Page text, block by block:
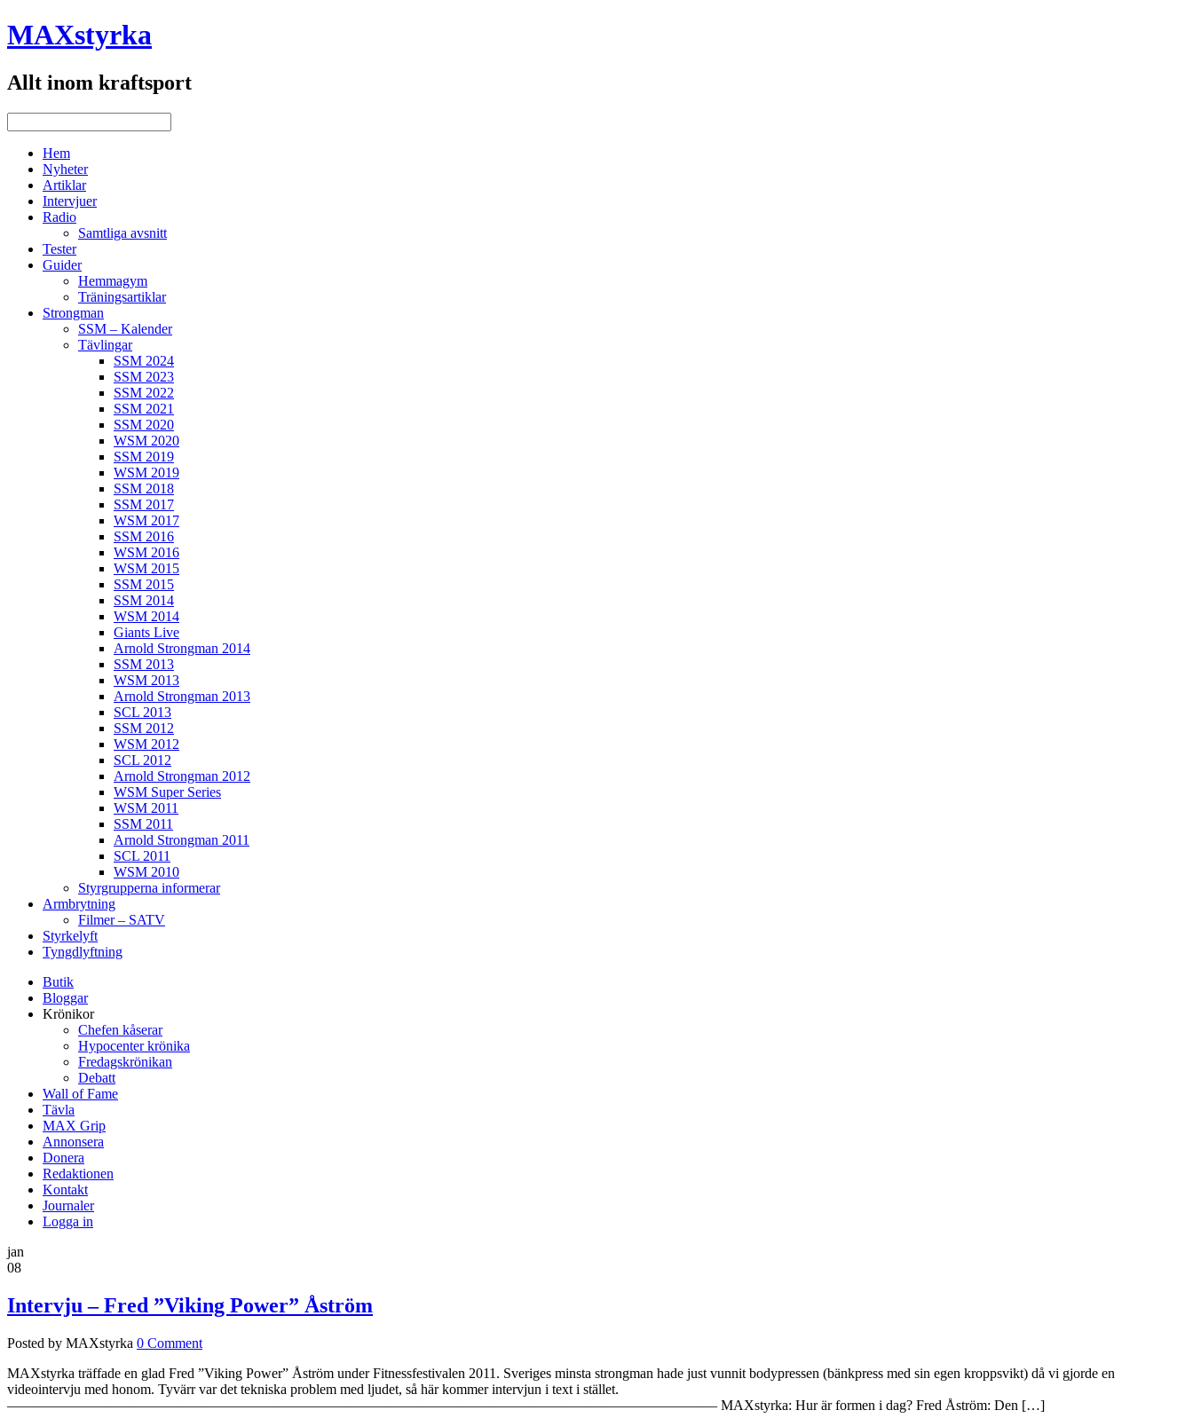
MAXstyrka
Allt inom kraftsport
Hem
Nyheter
Artiklar
Intervjuer
Radio
Samtliga avsnitt
Tester
Guider
Hemmagym
Träningsartiklar
Strongman
SSM – Kalender
Tävlingar
SSM 2024
SSM 2023
SSM 2022
SSM 2021
SSM 2020
WSM 2020
SSM 2019
WSM 2019
SSM 2018
SSM 2017
WSM 2017
SSM 2016
WSM 2016
WSM 2015
SSM 2015
SSM 2014
WSM 2014
Giants Live
Arnold Strongman 2014
SSM 2013
WSM 2013
Arnold Strongman 2013
SCL 2013
SSM 2012
WSM 2012
SCL 2012
Arnold Strongman 2012
WSM Super Series
WSM 2011
SSM 2011
Arnold Strongman 2011
SCL 2011
WSM 2010
Styrgrupperna informerar
Armbrytning
Filmer – SATV
Styrkelyft
Tyngdlyftning
Butik
Bloggar
Krönikor
Chefen kåserar
Hypocenter krönika
Fredagskrönikan
Debatt
Wall of Fame
Tävla
MAX Grip
Annonsera
Donera
Redaktionen
Kontakt
Journaler
Logga in
jan
08
Intervju – Fred ”Viking Power” Åström
Posted by MAXstyrka 0 Comment
MAXstyrka träffade en glad Fred ”Viking Power” Åström under Fitnessfestivalen 2011. Sveriges minsta strongman hade just vunnit bodypressen (bänkpress med sin egen kroppsvikt) då vi gjorde en
videointervju med honom. Tyvärr var det tekniska problem med ljudet, så här kommer intervjun i text i stället.
—————————————————————————————————————————————————— MAXstyrka: Hur är formen i dag? Fred Åström: Den […]